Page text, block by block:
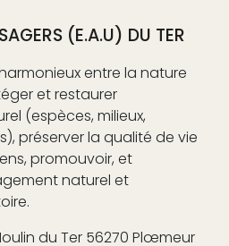
(E.A.U) DU TER
entre la nature
éger et restaurer
(espèces, milieux,
préserver la qualité de vie
promouvoir, et
naturel et
du Ter 56270 Plœmeur